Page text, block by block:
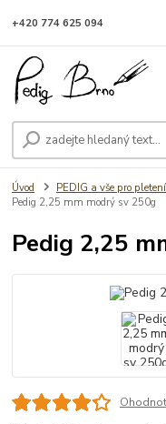
+420 774 625 094
Úvod PEDIG a vše pro pletení
Pedig 2,25 mm modrý sv 250g
Pedig 2,25